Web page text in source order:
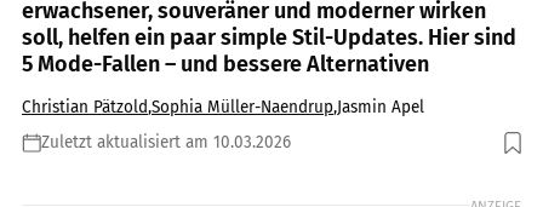
erwachsener, souveräner und moderner wirken
soll, helfen ein paar simple Stil-Updates. Hier sind
5 Mode-Fallen – und bessere Alternativen
Christian Pätzold,Sophia Müller-Naendrup,Jasmin Apel
Zuletzt aktualisiert am 10.03.2026
Foto: gettyimages/Kiuikson